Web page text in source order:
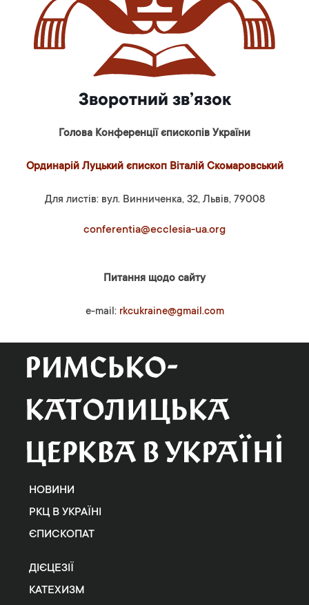
Зворотний зв’язок
Голова Конференції єпископів України
Ординарій Луцький єпископ Віталій Скомаровський
Для листів: вул. Винниченка, 32, Львів, 79008
conferentia@ecclesia-ua.org
Питання щодо сайту
e-mail: rkcukraine@gmail.com
НОВИНИ
РКЦ В УКРАЇНІ
ЄПИСКОПАТ
ДІЄЦЕЗІЇ
КАТЕХИЗМ